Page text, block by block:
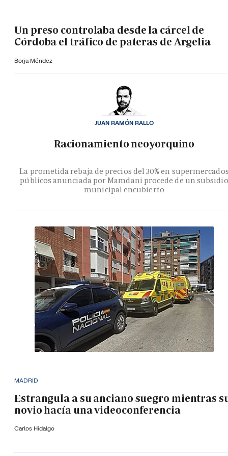
Un preso controlaba desde la cárcel de
Córdoba el tráfico de pateras de Argelia
Borja Méndez
Racionamiento neoyorquino
La prometida rebaja de precios del 30% en
públicos anunciada por Mamdani procede de un subsidio
municipal encubierto
JUAN RAMÓN RALLO
MADRID
Estrangula a su anciano suegro mientras
novio hacía una videoconferencia
Carlos Hidalgo